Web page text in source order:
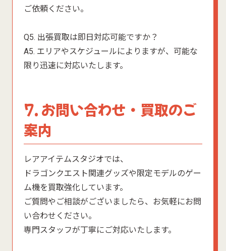
ご依頼ください。
Q5. 出張買取は即日対応可能ですか？
A5. エリアやスケジュールによりますが、可能な
限り迅速に対応いたします。
7. お問い合わせ・買取のご
案内
レアアイテムスタジオでは、
ドラゴンクエスト関連グッズや限定モデルのゲー
ム機を買取強化しています。
ご質問やご相談がございましたら、お気軽にお問
い合わせください。
専門スタッフが丁寧にご対応いたします。